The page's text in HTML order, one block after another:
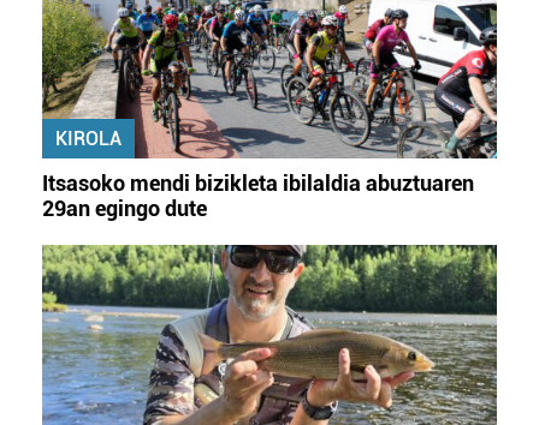
KIROLA
Itsasoko mendi bizikleta ibilaldia abuztuaren
29an egingo dute